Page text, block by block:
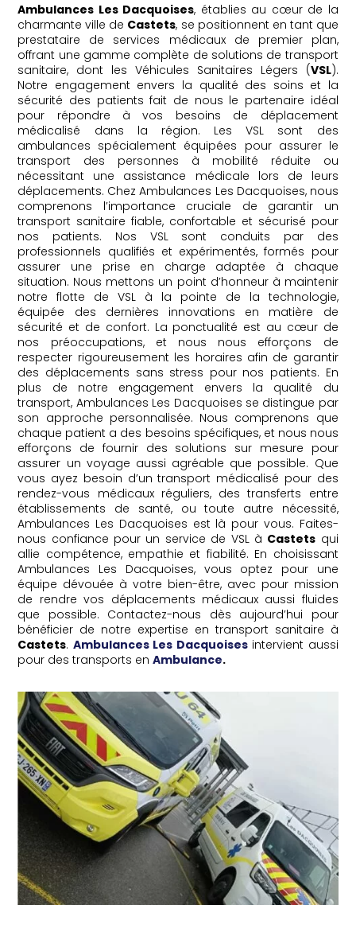
Ambulances Les Dacquoises, établies au cœur de la
charmante ville de Castets, se positionnent en tant que
prestataire de services médicaux de premier plan,
offrant une gamme complète de solutions de transport
sanitaire, dont les Véhicules Sanitaires Légers (VSL).
Notre engagement envers la qualité des soins et la
sécurité des patients fait de nous le partenaire idéal
pour répondre à vos besoins de déplacement
médicalisé dans la région. Les VSL sont des
ambulances spécialement équipées pour assurer le
transport des personnes à mobilité réduite ou
nécessitant une assistance médicale lors de leurs
déplacements. Chez Ambulances Les Dacquoises, nous
comprenons l’importance cruciale de garantir un
transport sanitaire fiable, confortable et sécurisé pour
nos patients. Nos VSL sont conduits par des
professionnels qualifiés et expérimentés, formés pour
assurer une prise en charge adaptée à chaque
situation. Nous mettons un point d’honneur à maintenir
notre flotte de VSL à la pointe de la technologie,
équipée des dernières innovations en matière de
sécurité et de confort. La ponctualité est au cœur de
nos préoccupations, et nous nous efforçons de
respecter rigoureusement les horaires afin de garantir
des déplacements sans stress pour nos patients. En
plus de notre engagement envers la qualité du
transport, Ambulances Les Dacquoises se distingue par
son approche personnalisée. Nous comprenons que
chaque patient a des besoins spécifiques, et nous nous
efforçons de fournir des solutions sur mesure pour
assurer un voyage aussi agréable que possible. Que
vous ayez besoin d’un transport médicalisé pour des
rendez-vous médicaux réguliers, des transferts entre
établissements de santé, ou toute autre nécessité,
Ambulances Les Dacquoises est là pour vous. Faites-
nous confiance pour un service de VSL à Castets qui
allie compétence, empathie et fiabilité. En choisissant
Ambulances Les Dacquoises, vous optez pour une
équipe dévouée à votre bien-être, avec pour mission
de rendre vos déplacements médicaux aussi fluides
que possible. Contactez-nous dès aujourd’hui pour
bénéficier de notre expertise en transport sanitaire à
Castets. Ambulances Les Dacquoisesintervient aussi
pour des transports enAmbulance.